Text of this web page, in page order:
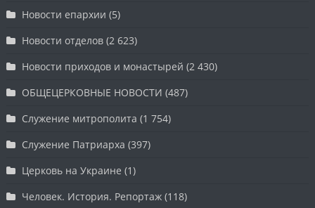
Новости епархии (5)
Новости отделов (2 623)
Новости приходов и монастырей (2 430)
ОБЩЕЦЕРКОВНЫЕ НОВОСТИ (487)
Служение митрополита (1 754)
Служение Патриарха (397)
Церковь на Украине (1)
Человек. История. Репортаж (118)